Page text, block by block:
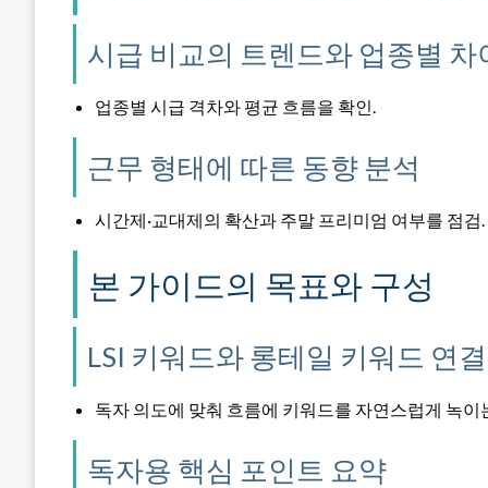
시급 비교의 트렌드와 업종별 차
업종별 시급 격차와 평균 흐름을 확인.
근무 형태에 따른 동향 분석
시간제·교대제의 확산과 주말 프리미엄 여부를 점검.
본 가이드의 목표와 구성
LSI 키워드와 롱테일 키워드 연
독자 의도에 맞춰 흐름에 키워드를 자연스럽게 녹이
독자용 핵심 포인트 요약